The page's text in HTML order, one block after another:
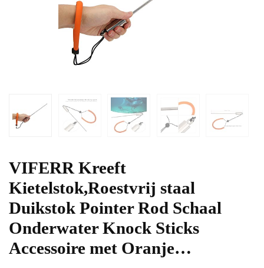
VIFERR Kreeft
Kietelstok,Roestvrij staal
Duikstok Pointer Rod Schaal
Onderwater Knock Sticks
Accessoire met Oranje…